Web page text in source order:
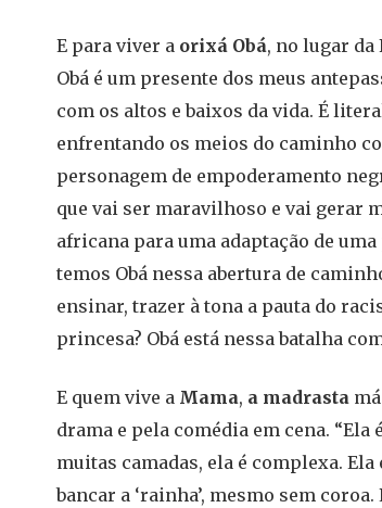
E para viver a orixá Obá, no lugar da
Obá é um presente dos meus
com os altos e baixos da vida. É
enfrentando os meios do caminho
personagem de empoderamento
que vai ser maravilhoso e vai gerar
africana para uma adaptação de
temos Obá nessa abertura de
ensinar, trazer à tona a pauta do
princesa? Obá está nessa batalha
E quem vive a Mama, a madrasta
drama e pela comédia em cena.
muitas camadas, ela é complexa.
bancar a ‘rainha’, mesmo sem